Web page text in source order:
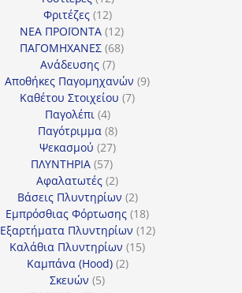
προϊόντα
Φριτέζες 1212
προϊόντα
ΝΕΑ ΠΡΟΪΟΝΤΑ 1212
προϊόντα
ΠΑΓΟΜΗΧΑΝΕΣ 6868
Ανάδευσης 77
προϊόντα
Αποθήκες Παγομηχανών 99
Καθέτου Στοιχείου 77
Παγολέπι 44
προϊόντα
Παγότριμμα 88
προϊόντα
Ψεκασμού 2727
προϊόντα
ΠΛΥΝΤΗΡΙΑ 5757
προϊόντα
Αφαλατωτές 22
προϊόντα
Βάσεις Πλυντηρίων 22
προϊόντα
Εμπρόσθιας Φόρτωσης 1818
προϊόντα
Εξαρτήματα Πλυντηρίων 1212
Καλάθια Πλυντηρίων 1515
Καμπάνα (Hood) 22
Σκευών 55